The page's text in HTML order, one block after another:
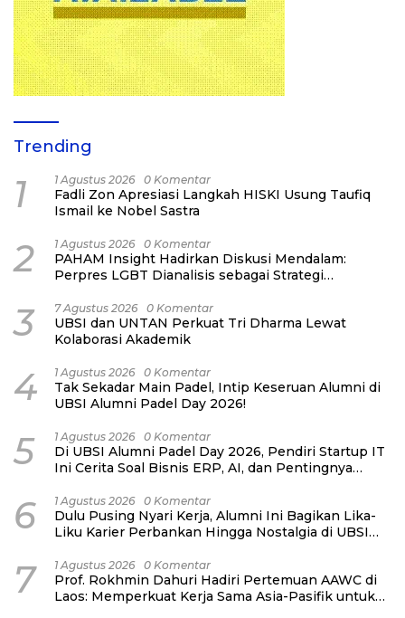
Trending
1 1 Agustus 2026 0 Komentar
Fadli Zon Apresiasi Langkah HISKI Usung Taufiq
Ismail ke Nobel Sastra
2 1 Agustus 2026 0 Komentar
PAHAM Insight Hadirkan Diskusi Mendalam:
Perpres LGBT Dianalisis sebagai Strategi
3 7 Agustus 2026 0 Komentar
UBSI dan UNTAN Perkuat Tri Dharma Lewat
Kolaborasi Akademik
4 1 Agustus 2026 0 Komentar
Tak Sekadar Main Padel, Intip Keseruan Alumni di
UBSI Alumni Padel Day 2026!
5 1 Agustus 2026 0 Komentar
Di UBSI Alumni Padel Day 2026, Pendiri Startup IT
Ini Cerita Soal Bisnis ERP, AI, dan Pentingnya
6 1 Agustus 2026 0 Komentar
Dulu Pusing Nyari Kerja, Alumni Ini Bagikan Lika-
Liku Karier Perbankan Hingga Nostalgia di UBSI
7 1 Agustus 2026 0 Komentar
Prof. Rokhmin Dahuri Hadiri Pertemuan AAWC di
Laos: Memperkuat Kerja Sama Asia-Pasifik untuk